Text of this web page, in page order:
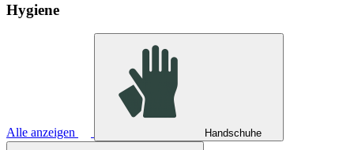
Hygiene
Alle anzeigen Handschuhe